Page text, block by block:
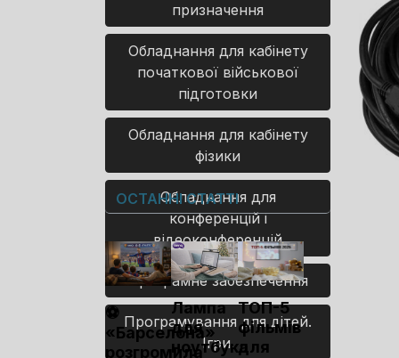
призначення
Обладнання для кабінету
початкової військової
підготовки
Обладнання для кабінету
фізики
Обладнання для
конференцій і
відеоконференцій
Програмне забезпечення
Програмування для дітей.
Ігри.
ОСТАННІ СТАТТІ
⚽
«Барселона»
розгромила
Лампа
для
ноутбука
ТОП-5
фільмів
для